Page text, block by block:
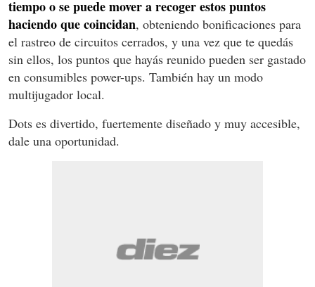
tiempo o se puede mover a recoger estos puntos
haciendo que coincidan, obteniendo bonificaciones para
el rastreo de circuitos cerrados, y una vez que te quedás
sin ellos, los puntos que hayás reunido pueden ser gastado
en consumibles power-ups. También hay un modo
multijugador local.
Dots es divertido, fuertemente diseñado y muy accesible,
dale una oportunidad.